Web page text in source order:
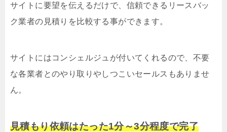
サイトに要望を伝えるだけで、信頼できるリースバッ
ク業者の見積りを比較する事ができます。
サイトにはコンシェルジュが付いてくれるので、不要
な各業者とのやり取りやしつこいセールスもありませ
ん。
見積もり依頼はたった1分～3分程度で完了